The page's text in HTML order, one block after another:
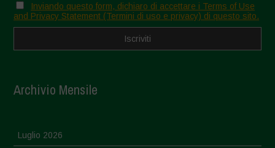
Inviando questo form, dichiaro di accettare i Terms of Use
and Privacy Statement (Termini di uso e privacy) di questo sito.
Archivio Mensile
Luglio 2026